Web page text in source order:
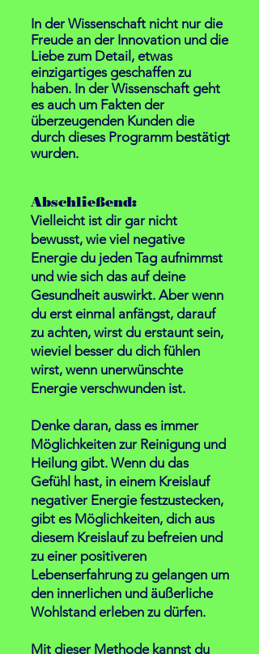
In der Wissenschaft nicht nur die
Freude an der Innovation und die
Liebe zum Detail, etwas
einzigartiges geschaffen zu
haben. In der Wissenschaft geht
es auch um Fakten der
überzeugenden Kunden die
durch dieses Programm bestätigt
wurden.
Abschließend:
Vielleicht ist dir gar nicht
bewusst, wie viel negative
Energie du jeden Tag aufnimmst
und wie sich das auf deine
Gesundheit auswirkt. Aber wenn
du erst einmal anfängst, darauf
zu achten, wirst du erstaunt sein,
wieviel besser du dich fühlen
wirst, wenn unerwünschte
Energie verschwunden ist.
Denke daran, dass es immer
Möglichkeiten zur Reinigung und
Heilung gibt. Wenn du das
Gefühl hast, in einem Kreislauf
negativer Energie festzustecken,
gibt es Möglichkeiten, dich aus
diesem Kreislauf zu befreien und
zu einer positiveren
Lebenserfahrung zu gelangen um
den innerlichen und äußerliche
Wohlstand erleben zu dürfen.
Mit dieser Methode kannst du